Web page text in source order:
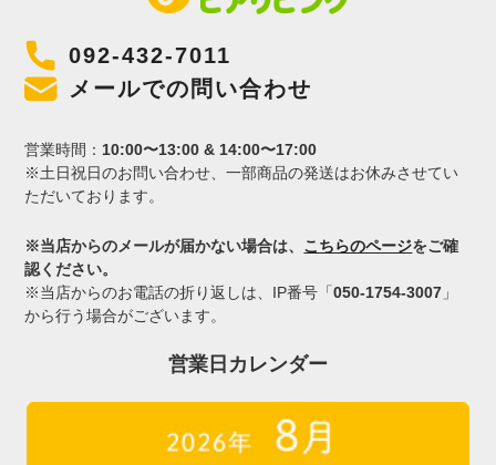
092-432-7011
メールでの問い合わせ
営業時間：10:00〜13:00 & 14:00〜17:00
※土日祝日のお問い合わせ、一部商品の発送はお休みさせてい
ただいております。
※当店からのメールが届かない場合は、 こちらのページをご確
認ください。
※当店からのお電話の折り返しは、IP番号「050-1754-3007 」
から行う場合がございます。
営業日カレンダー